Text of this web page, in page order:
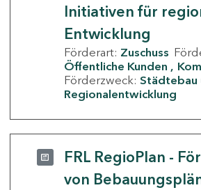
Initiativen für
Entwicklung
Förderart: Zuschuss
Öffentliche Kunden
Förderzweck: Städtebau
Regionalentwicklung
FRL RegioPlan -
von